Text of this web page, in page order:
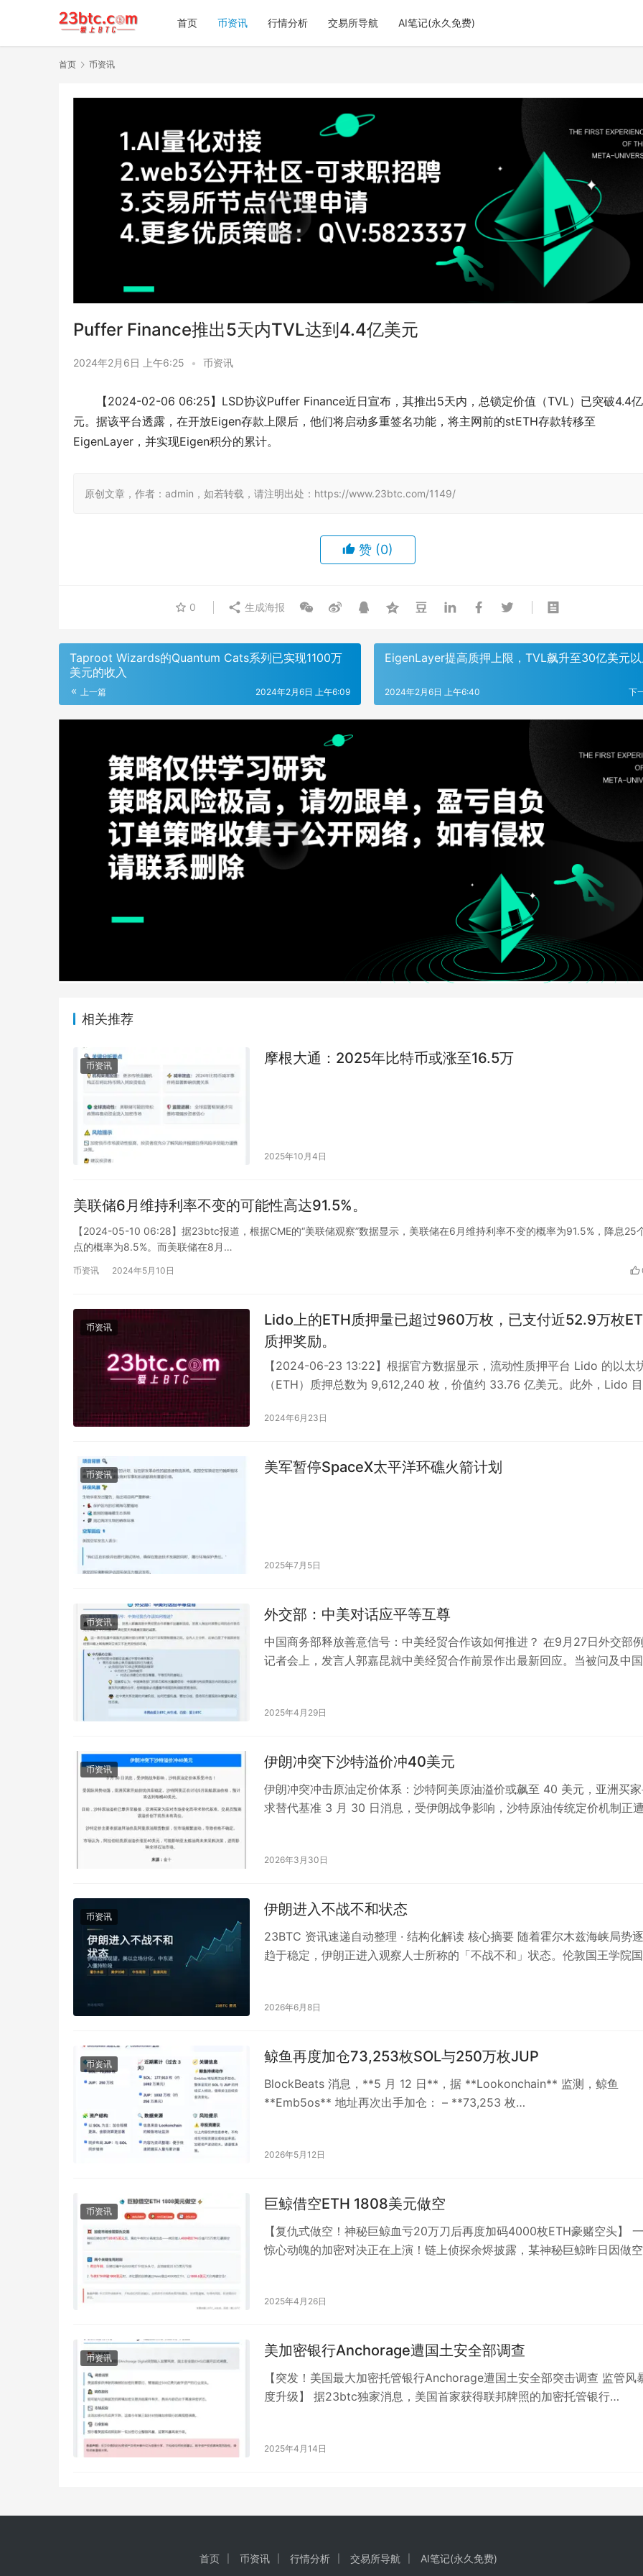
首页 币资讯 行情分析 交易所导航 AI笔记(永久免费)
首页 币资讯
Puffer Finance推出5天内TVL达到4.4亿美元
2024年2月6日 上午6:25 • 币资讯
【2024-02-06 06:25】LSD协议Puffer Finance近日宣布，其推出5天内，总锁定价值（TVL）已突破4.4
元。据该平台透露，在开放Eigen存款上限后，他们将启动多重签名功能，将主网前的stETH存款转移至
EigenLayer，并实现Eigen积分的累计。
原创文章，作者：admin，如若转载，请注明出处：https://www.23btc.com/1149/
赞 (0)
0 生成海报
Taproot Wizards的Quantum Cats系列已实现1100万
美元的收入
上一篇 2024年2月6日 上午6:09
EigenLayer提高质押上限，TVL飙升至30亿美元以
下
2024年2月6日 上午6:40
相关推荐
币资讯 摩根大通：2025年比特币或涨至16.5万
2025年10月4日
美联储6月维持利率不变的可能性高达91.5%。
【2024-05-10 06:28】据23btc报道，根据CME的“美联储观察”数据显示，美联储在6月维持利率不变的概率为91.5%，降息25
点的概率为8.5%。而美联储在8月…
币资讯 2024年5月10日
币资讯
Lido上的ETH质押量已超过960万枚，已支付近52.9万枚
质押奖励。
【2024-06-23 13:22】根据官方数据显示，流动性质押平台 Lido 的以太
（ETH）质押总数为 9,612,240 枚，价值约 33.76 亿美元。此外，Lido
2024年6月23日
币资讯 美军暂停SpaceX太平洋环礁火箭计划
2025年7月5日
币资讯 外交部：中美对话应平等互尊
中国商务部释放善意信号：中美经贸合作该如何推进？ 在9月27日外交部
记者会上，发言人郭嘉昆就中美经贸合作前景作出最新回应。当被问及中国
2025年4月29日
币资讯 伊朗冲突下沙特溢价冲40美元
伊朗冲突冲击原油定价体系：沙特阿美原油溢价或飙至 40 美元，亚洲买
求替代基准 3 月 30 日消息，受伊朗战争影响，沙特原油传统定价机制正
2026年3月30日
币资讯 伊朗进入不战不和状态
23BTC 资讯速递自动整理 · 结构化解读 核心摘要 随着霍尔木兹海峡局势
趋于稳定，伊朗正进入观察人士所称的「不战不和」状态。伦敦国王学院国
2026年6月8日
币资讯 鲸鱼再度加仓73,253枚SOL与250万枚JUP
BlockBeats 消息，**5 月 12 日**，据 **Lookonchain** 监测，鲸鱼
**Emb5os** 地址再次出手加仓： – **73,253 枚…
2026年5月12日
币资讯 巨鲸借空ETH 1808美元做空
【复仇式做空！神秘巨鲸血亏20万刀后再度加码4000枚ETH豪赌空头】
惊心动魄的加密对决正在上演！链上侦探余烬披露，某神秘巨鲸昨日因做空
2025年4月26日
币资讯 美加密银行Anchorage遭国土安全部调查
【突发！美国最大加密托管银行Anchorage遭国土安全部突击调查 监管风
度升级】 据23btc独家消息，美国首家获得联邦牌照的加密托管银行
2025年4月14日
首页 币资讯 行情分析 交易所导航
AI笔记(永久免费)